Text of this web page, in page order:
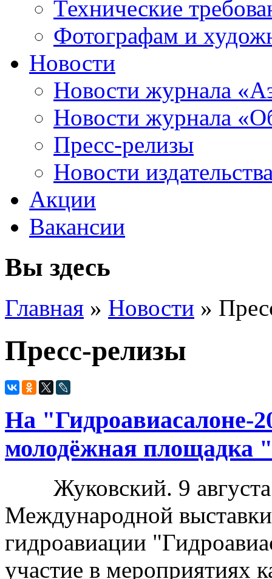
Технические
Фотографам и
Новости
Новости журнала
Новости журнала
Пресс-релизы
Новости
Акции
Вакансии
Вы здесь
Главная » Новости »
Пресс-релизы
На "Гидроавиасалоне-
молодёжная площадка
Жуковский. 9 августа
Международной
гидроавиации
участие в мероприятиях